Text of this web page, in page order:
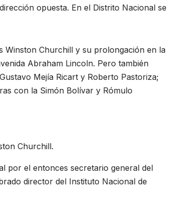
opuesta. En el Distrito Nacional se
Winston Churchill y su prolongación en la
Abraham Lincoln. Pero también
Mejía Ricart y Roberto Pastoriza;
con la Simón Bolívar y Rómulo
Churchill.
por el entonces secretario general del
director del Instituto Nacional de